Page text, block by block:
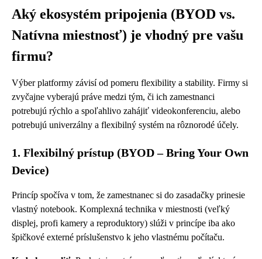
Aký ekosystém pripojenia (BYOD vs.
Natívna miestnosť) je vhodný pre vašu
firmu?
Výber platformy závisí od pomeru flexibility a stability. Firmy si
zvyčajne vyberajú práve medzi tým, či ich zamestnanci
potrebujú rýchlo a spoľahlivo zahájiť videokonferenciu, alebo
potrebujú univerzálny a flexibilný systém na rôznorodé účely.
1. Flexibilný prístup (BYOD – Bring Your Own
Device)
Princíp spočíva v tom, že zamestnanec si do zasadačky prinesie
vlastný notebook. Komplexná technika v miestnosti (veľký
displej, profi kamery a reproduktory) slúži v princípe iba ako
špičkové externé príslušenstvo k jeho vlastnému počítaču.